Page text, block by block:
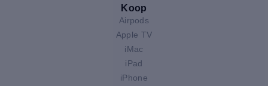
Koop
Airpods
Apple TV
iMac
iPad
iPhone